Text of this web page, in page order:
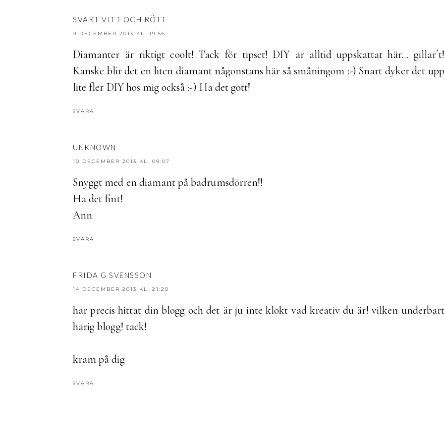
SVART VITT OCH RÖTT
9 DECEMBER 2013 KL. 19:56
Diamanter är riktigt coolt! Tack för tipset! DIY är alltid uppskattat här... gillar´t!
Kanske blir det en liten diamant någonstans här så småningom :-) Snart dyker det upp
lite fler DIY hos mig också :-) Ha det gott!
SVARA
UNKNOWN
10 DECEMBER 2013 KL. 09:07
Snyggt med en diamant på badrumsdörren!!
Ha det fint!
Ann
SVARA
FRIDA G SVENSSON
14 DECEMBER 2013 KL. 21:20
har precis hittat din blogg och det är ju inte klokt vad kreativ du är! vilken underbart
härig blogg! tack!
kram på dig
SVARA